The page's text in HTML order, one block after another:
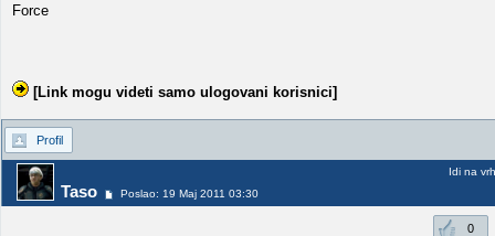
Force
[Link mogu videti samo ulogovani korisnici]
Profil
Taso Poslao: 19 Maj 2011 03:30
Idi na vrh
0